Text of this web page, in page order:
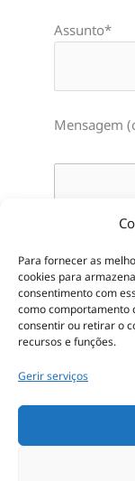
Para fornecer as
cookies para
consentimento com
como comportamento
consentir ou retirar o
recursos e funções.
Gerir serviços
Assunto*
Mensagem